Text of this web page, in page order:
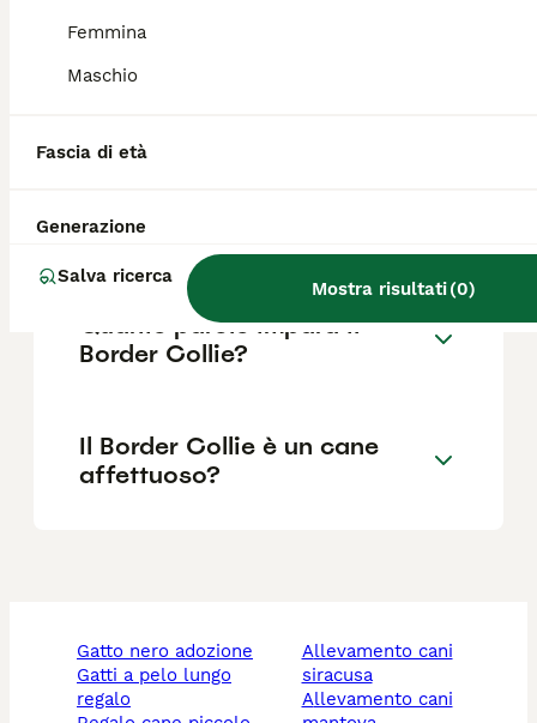
Femmina
Maschio
Fascia di età
Generazione
Salva ricerca
Mostra risultati(0)
Quali sono i difetti del
Collie?
Quante parole impara il
Border Collie?
Il Border Collie è un cane
affettuoso?
gatto nero adozione
gatti a pelo lungo
regalo
allevamento cani
siracusa
allevamento cani